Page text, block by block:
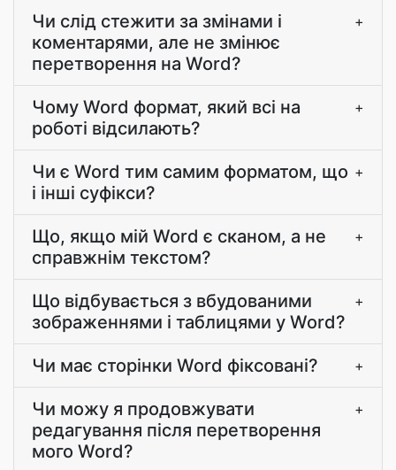
Чи слід стежити за змінами і
коментарями, але не змінює
перетворення на Word?
+
Чому Word формат, який всі на
роботі відсилають?
+
Чи є Word тим самим форматом, що
і інші суфікси?
+
Що, якщо мій Word є сканом, а не
справжнім текстом?
+
Що відбувається з вбудованими
зображеннями і таблицями у Word?
+
Чи має сторінки Word фіксовані? +
Чи можу я продовжувати
редагування після перетворення
мого Word?
+